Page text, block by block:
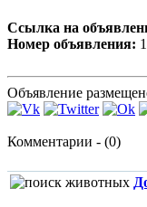
Ссылка на
Номер объявления:
Объявление
Комментарии - (0)